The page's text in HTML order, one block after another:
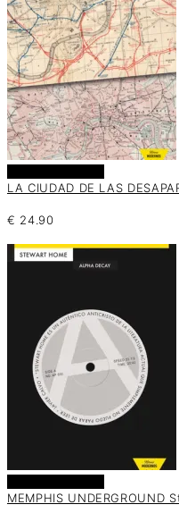
LA CIUDAD DE LAS
€ 24.90
MEMPHIS UNDERGROUND